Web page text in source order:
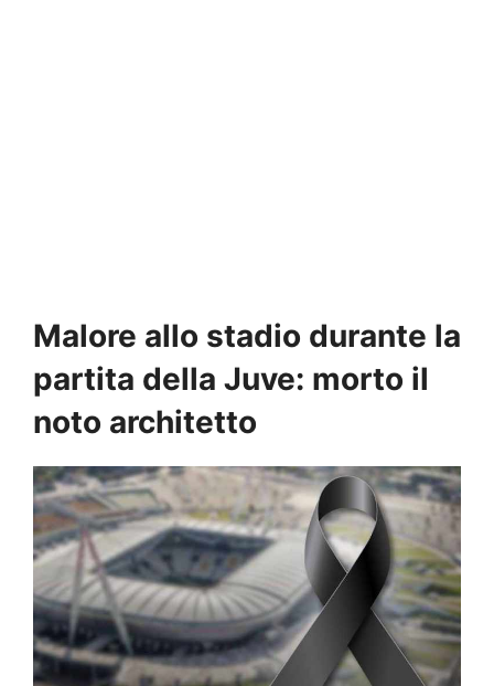
Malore allo stadio durante la
partita della Juve: morto il
noto architetto